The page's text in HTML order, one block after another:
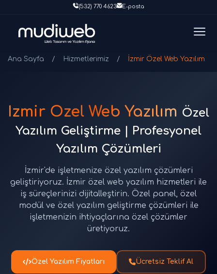
(532) 770 4623 E-posta
Ana Sayfa / Hizmetlerimiz / İzmir Özel Web Yazılım
İzmir Özel Web Yazılım Özel
Yazılım Geliştirme | Profesyonel
Yazılım Çözümleri
İzmir'de işletmenize özel yazılım çözümleri
geliştiriyoruz. İzmir özel web yazılım hizmetleri ile
iş süreçlerinizi dijitalleştirin. Özel panel, özel
modül ve özel yazılım geliştirme çözümleri ile
işletmenizin ihtiyaçlarına özel çözümler
üretiyoruz.
Özel Yazılım Fiyatları Ücretsiz Teklif Al